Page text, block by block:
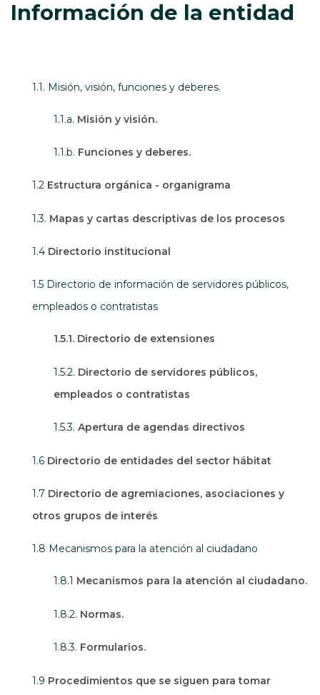
Información de la entidad
1.1. Misión, visión, funciones y deberes.
1.1.a. Misión y visión.
1.1.b. Funciones y deberes.
1.2 Estructura orgánica - organigrama
1.3. Mapas y cartas descriptivas de los procesos
1.4 Directorio institucional
1.5 Directorio de información de servidores públicos,
empleados o contratistas
1.5.1. Directorio de extensiones
1.5.2. Directorio de servidores públicos,
empleados o contratistas
1.5.3. Apertura de agendas directivos
1.6 Directorio de entidades del sector hábitat
1.7 Directorio de agremiaciones, asociaciones y
otros grupos de interés
1.8 Mecanismos para la atención al ciudadano
1.8.1 Mecanismos para la atención al ciudadano.
1.8.2. Normas.
1.8.3. Formularios.
1.9 Procedimientos que se siguen para tomar